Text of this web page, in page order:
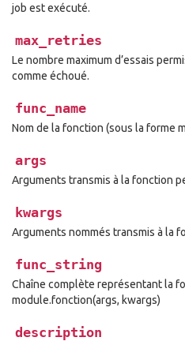
job est exécuté.
max_retries
Le nombre maximum d’essais
comme échoué.
func_name
Nom de la fonction (sous la forme
args
Arguments transmis à la fonction
kwargs
Arguments nommés transmis à la
func_string
Chaîne complète représentant la
module.fonction(args, kwargs)
description